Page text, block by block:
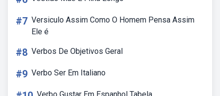
#7 Versiculo Assim Como O Homem Pensa Assim
Ele é
#8 Verbos De Objetivos Geral
#9 Verbo Ser Em Italiano